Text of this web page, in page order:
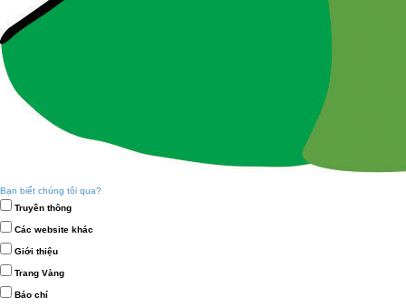
Bạn biết chúng tôi qua?
Truyền thông
Các website khác
Giới thiệu
Trang Vàng
Báo chí